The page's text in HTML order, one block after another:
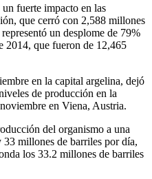
fuerte impacto en las
que cerró con 2,588 millones
un desplome de 79%
2014, que fueron de 12,465
en la capital argelina, dejó
de producción en la
en Viena, Austria.
del organismo a una
millones de barriles por día,
los 33.2 millones de barriles